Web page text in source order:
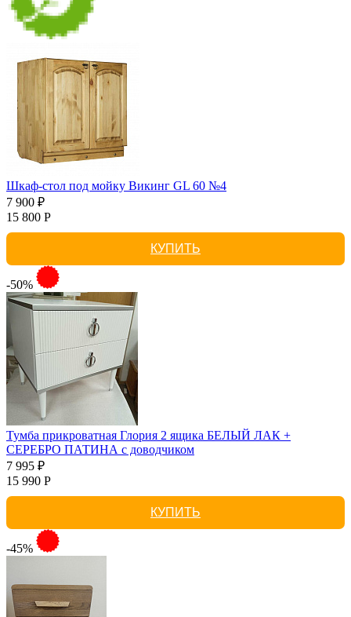
Шкаф-стол под мойку Викинг GL 60 №4
7 900 ₽
15 800 Р
КУПИТЬ
-50%
Тумба прикроватная Глория 2 ящика БЕЛЫЙ ЛАК +
СЕРЕБРО ПАТИНА с доводчиком
7 995 ₽
15 990 Р
КУПИТЬ
-45%